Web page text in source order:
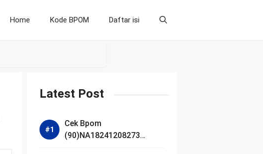
Home Kode BPOM Daftar isi
Latest Post
Cek Bpom
(90)NA18241208273